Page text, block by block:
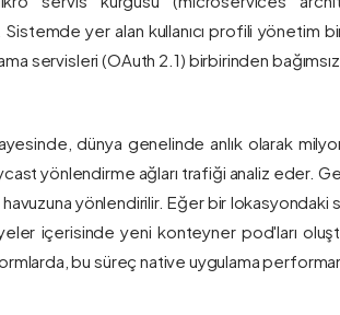
Sistemde yer alan kullanıcı profili yönetim
servisleri (OAuth 2.1) birbirinden
dünya genelinde anlık olarak
yönlendirme ağları trafiği analiz eder.
yönlendirilir. Eğer bir lokasyondaki
içerisinde yeni konteyner pod'ları
bu süreç native uygulama